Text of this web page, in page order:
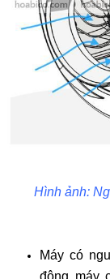
Hình ảnh:
Máy có
động máy